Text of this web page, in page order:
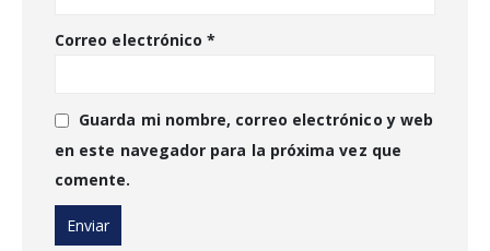
Correo electrónico*
Guarda mi nombre, correo electrónico y web
en este navegador para la próxima vez que
comente.